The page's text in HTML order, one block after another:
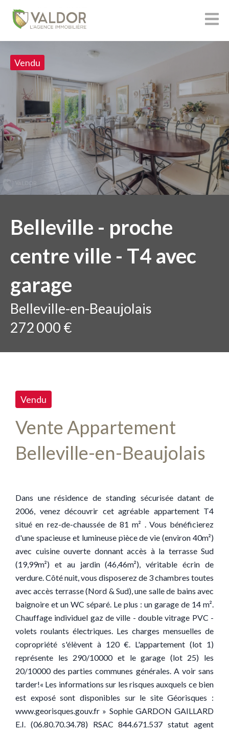
Vendu
Belleville - proche
centre ville - T4 avec
garage
Belleville-en-Beaujolais
272 000 €
Vendu
Vente Appartement
Belleville-en-Beaujolais
Dans une résidence de standing sécurisée datant de
2006, venez découvrir cet agréable appartement T4
situé en rez-de-chaussée de 81 m² . Vous bénéficierez
d'une spacieuse et lumineuse pièce de vie (environ 40m²)
avec cuisine ouverte donnant accès à la terrasse Sud
(19,99m²) et au jardin (46,46m²), véritable écrin de
verdure. Côté nuit, vous disposerez de 3 chambres toutes
avec accès terrasse (Nord & Sud), une salle de bains avec
baignoire et un WC séparé. Le plus : un garage de 14 m².
Chauffage individuel gaz de ville - double vitrage PVC -
volets roulants électriques. Les charges mensuelles de
copropriété s'élèvent à 120 €. L'appartement (lot 1)
représente les 290/10000 et le garage (lot 25) les
20/10000 des parties communes générales. A voir sans
tarder!« Les informations sur les risques auxquels ce bien
est exposé sont disponibles sur le site Géorisques :
www.georisques.gouv.fr » Sophie GARDON GAILLARD
E.I. (06.80.70.34.78) RSAC 844.671.537 statut agent